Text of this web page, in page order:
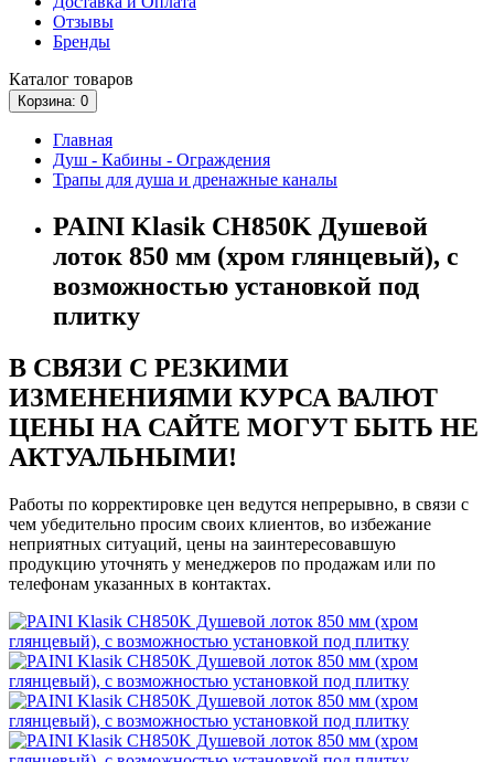
Отзывы
Бренды
Каталог товаров
Корзина: 0
Главная
Душ - Кабины - Ограждения
Трапы для душа и дренажные каналы
PAINI Klasik CH850K Душевой
лоток 850 мм (хром глянцевый), с
возможностью установкой под
плитку
В СВЯЗИ С РЕЗКИМИ
ИЗМЕНЕНИЯМИ КУРСА ВАЛЮТ
ЦЕНЫ НА САЙТЕ МОГУТ БЫТЬ НЕ
АКТУАЛЬНЫМИ!
Работы по корректировке цен ведутся непрерывно, в связи с
чем убедительно просим своих клиентов, во избежание
неприятных ситуаций, цены на заинтересовавшую
продукцию уточнять у менеджеров по продажам или по
телефонам указанных в контактах.